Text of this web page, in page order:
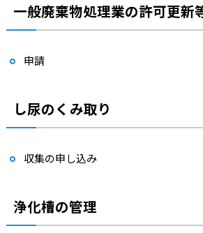
一般廃棄物処理業の許可更新
申請
し尿のくみ取り
収集の申し込み
浄化槽の管理